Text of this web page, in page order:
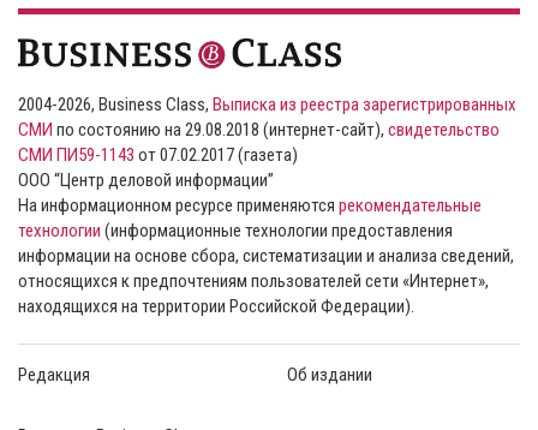
2004-2026, Business Class, Выписка из реестра зарегистрированных
СМИ по состоянию на 29.08.2018 (интернет-сайт), свидетельство
СМИ ПИ59-1143 от 07.02.2017 (газета)
ООО “Центр деловой информации”
На информационном ресурсе применяются рекомендательные
технологии (информационные технологии предоставления
информации на основе сбора, систематизации и анализа сведений,
относящихся к предпочтениям пользователей сети «Интернет»,
находящихся на территории Российской Федерации).
Редакция Об издании